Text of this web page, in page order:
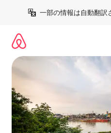
一部の情報は自動翻訳